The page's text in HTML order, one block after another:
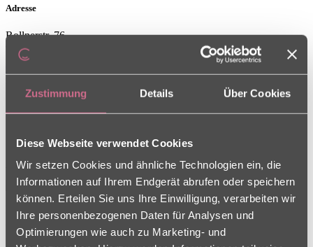
Zustimmung Details Über Cookies
Diese Webseite verwendet Cookies
Wir setzen Cookies und ähnliche Technologien ein, die
Informationen auf Ihrem Endgerät abrufen oder speichern
können. Erteilen Sie uns Ihre Einwilligung, verarbeiten wir
Ihre personenbezogenen Daten für Analysen und
Optimierungen wie auch zu Marketing- und
Adresse
Rollnerstr. 76
90408 Nürnberg
Ansprechpartner
Pflegedienstleitung
Stefanie Dorsch